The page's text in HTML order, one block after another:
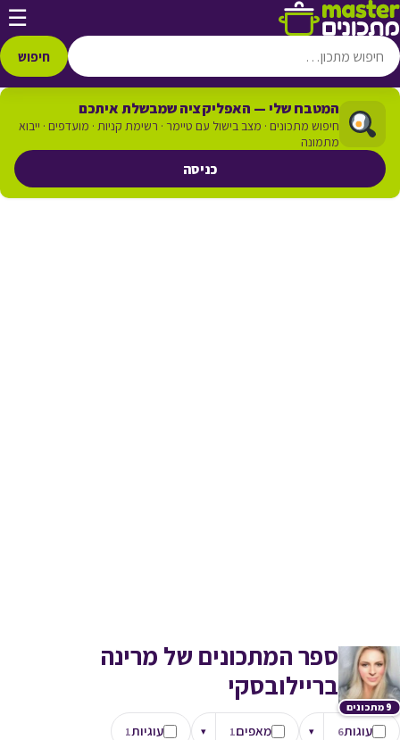
דלג לתוכן ☰
חיפוש
המטבח שלי — האפליקציה שמבשלת איתכם
חיפוש מתכונים · מצב בישול עם טיימר · רשימת קניות · מועדפים · ייבוא
מתמונה
כניסה
9 מתכונים
ספר המתכונים של מרינה
בריילובסקי
עוגות6
▾ מאפים1
▾ עוגיות1